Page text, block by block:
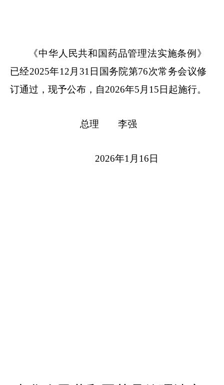
《中华人民共和国药品管理法实施条例》
已经2025年12月31日国务院第76次常务会议修
订通过，现予公布，自2026年5月15日起施行。
总理 李强
2026年1月16日